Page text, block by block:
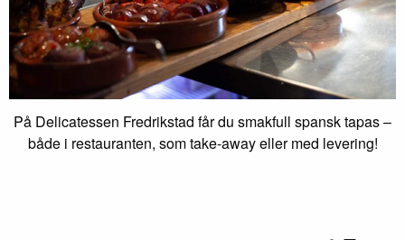
På Delicatessen Fredrikstad får du smakfull spansk tapas –
både i restauranten, som take-away eller med levering!